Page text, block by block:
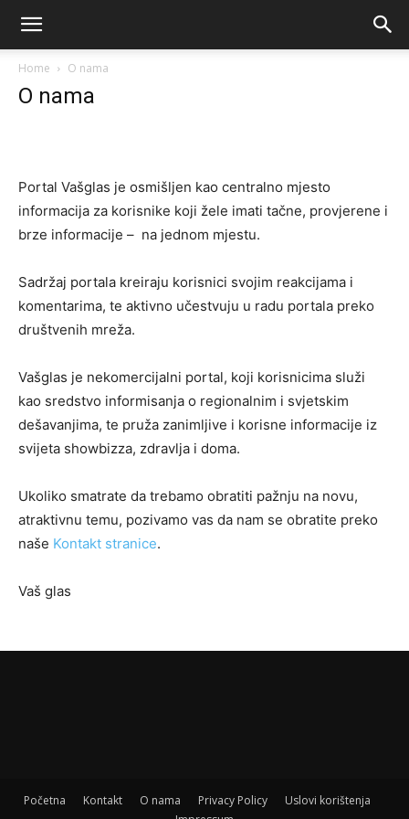
Home O nama
O nama
Portal Vašglas je osmišljen kao centralno mjesto
informacija za korisnike koji žele imati tačne, provjerene i
brze informacije – na jednom mjestu.
Sadržaj portala kreiraju korisnici svojim reakcijama i
komentarima, te aktivno učestvuju u radu portala preko
društvenih mreža.
Vašglas je nekomercijalni portal, koji korisnicima služi
kao sredstvo informisanja o regionalnim i svjetskim
dešavanjima, te pruža zanimljive i korisne informacije iz
svijeta showbizza, zdravlja i doma.
Ukoliko smatrate da trebamo obratiti pažnju na novu,
atraktivnu temu, pozivamo vas da nam se obratite preko
naše Kontakt stranice.
Vaš glas
Početna Kontakt O nama Privacy Policy
Uslovi korištenja